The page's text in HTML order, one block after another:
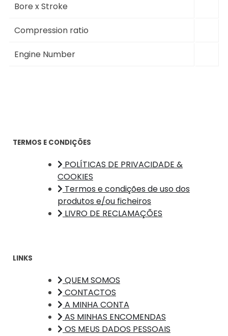
Bore x Stroke
Compression ratio
Engine Number
TERMOS E CONDIÇÕES
POLÍTICAS DE PRIVACIDADE &
COOKIES
Termos e condições de uso dos
produtos e/ou ficheiros
LIVRO DE RECLAMAÇÕES
LINKS
QUEM SOMOS
CONTACTOS
A MINHA CONTA
AS MINHAS ENCOMENDAS
OS MEUS DADOS PESSOAIS